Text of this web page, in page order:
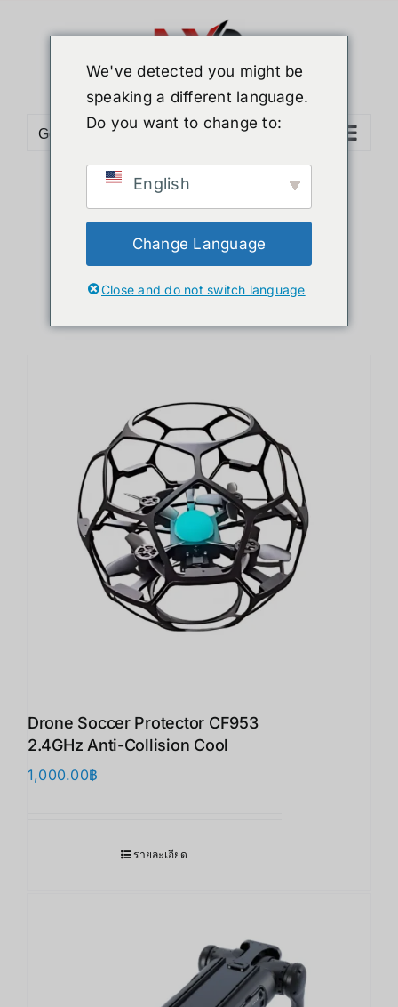
Go to...
Sort byPrice
Show36 Products
Drone Soccer Protector CF953
2.4GHz Anti-Collision Cool
1,000.00฿
รายละเอียด
We've detected you might be
speaking a different language.
Do you want to change to:
English
Change Language
Close and do not switch language